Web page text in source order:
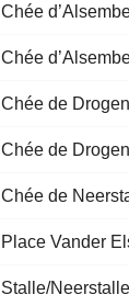
Chée
Chée
Chée de
Chée de
Chée de
Place Vander
Stalle/Neerstalle